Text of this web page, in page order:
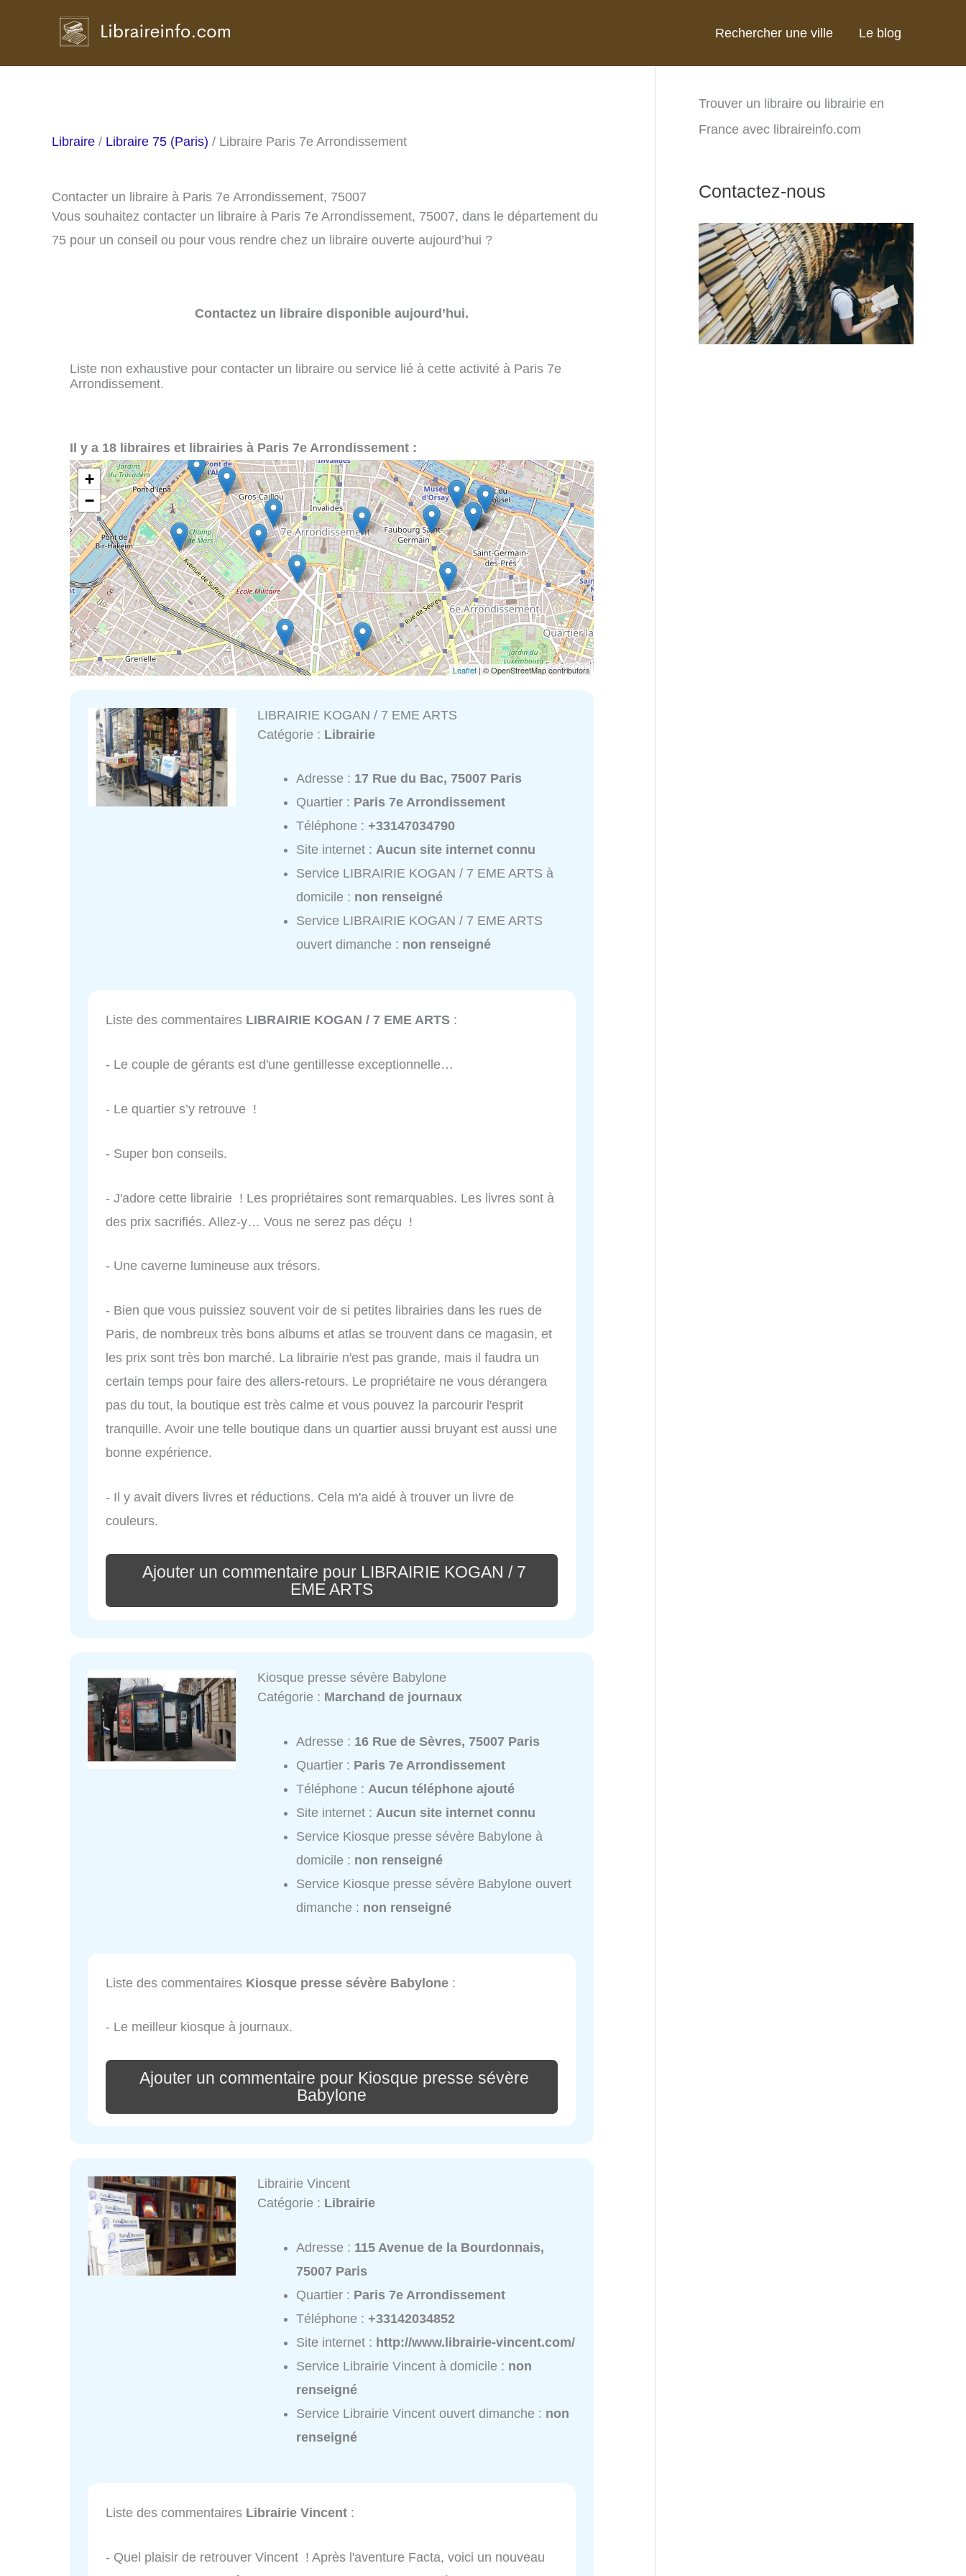
Rechercher une ville Le blog
Libraire / Libraire 75 (Paris) / Libraire Paris 7e Arrondissement
Contacter un libraire à Paris 7e Arrondissement, 75007
Vous souhaitez contacter un libraire à Paris 7e Arrondissement, 75007, dans le département du
75 pour un conseil ou pour vous rendre chez un libraire ouverte aujourd’hui ?
Contactez un libraire disponible aujourd’hui.
Liste non exhaustive pour contacter un libraire ou service lié à cette activité à Paris 7e
Arrondissement.
Il y a 18 libraires et librairies à Paris 7e Arrondissement :
+
−
Leaflet | © OpenStreetMap contributors
LIBRAIRIE KOGAN / 7 EME ARTS
Catégorie : Librairie
Adresse : 17 Rue du Bac, 75007 Paris
Quartier : Paris 7e Arrondissement
Téléphone :+33147034790
Site internet :Aucun site internet connu
Service LIBRAIRIE KOGAN / 7 EME ARTS à
domicile : non renseigné
Service LIBRAIRIE KOGAN / 7 EME ARTS
ouvert dimanche : non renseigné
Liste des commentaires LIBRAIRIE KOGAN / 7 EME ARTS :
- Le couple de gérants est d'une gentillesse exceptionnelle…
- Le quartier s’y retrouve !
- Super bon conseils.
- J'adore cette librairie ! Les propriétaires sont remarquables. Les livres sont à
des prix sacrifiés. Allez-y… Vous ne serez pas déçu !
- Une caverne lumineuse aux trésors.
- Bien que vous puissiez souvent voir de si petites librairies dans les rues de
Paris, de nombreux très bons albums et atlas se trouvent dans ce magasin, et
les prix sont très bon marché. La librairie n'est pas grande, mais il faudra un
certain temps pour faire des allers-retours. Le propriétaire ne vous dérangera
pas du tout, la boutique est très calme et vous pouvez la parcourir l'esprit
tranquille. Avoir une telle boutique dans un quartier aussi bruyant est aussi une
bonne expérience.
- Il y avait divers livres et réductions. Cela m'a aidé à trouver un livre de
couleurs.
Ajouter un commentaire pour LIBRAIRIE KOGAN / 7
EME ARTS
Kiosque presse sévère Babylone
Catégorie : Marchand de journaux
Adresse : 16 Rue de Sèvres, 75007 Paris
Quartier : Paris 7e Arrondissement
Téléphone : Aucun téléphone ajouté
Site internet : Aucun site internet connu
Service Kiosque presse sévère Babylone à
domicile : non renseigné
Service Kiosque presse sévère Babylone ouvert
dimanche : non renseigné
Liste des commentaires Kiosque presse sévère Babylone :
- Le meilleur kiosque à journaux.
Ajouter un commentaire pour Kiosque presse sévère
Babylone
Librairie Vincent
Catégorie : Librairie
Adresse : 115 Avenue de la Bourdonnais,
75007 Paris
Quartier : Paris 7e Arrondissement
Téléphone :+33142034852
Site internet : http://www.librairie-vincent.com/
Service Librairie Vincent à domicile : non
renseigné
Service Librairie Vincent ouvert dimanche : non
renseigné
Liste des commentaires Librairie Vincent :
- Quel plaisir de retrouver Vincent ! Après l'aventure Facta, voici un nouveau
Trouver un libraire ou librairie en
France avec libraireinfo.com
Contactez-nous